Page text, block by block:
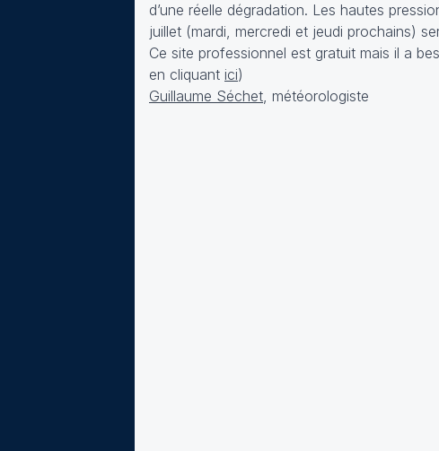
d’une réelle dégradation. Les hautes
juillet (mardi, mercredi et jeudi prochains)
Ce site professionnel est gratuit mais il a
en cliquant ici)
Guillaume Séchet, météorologiste